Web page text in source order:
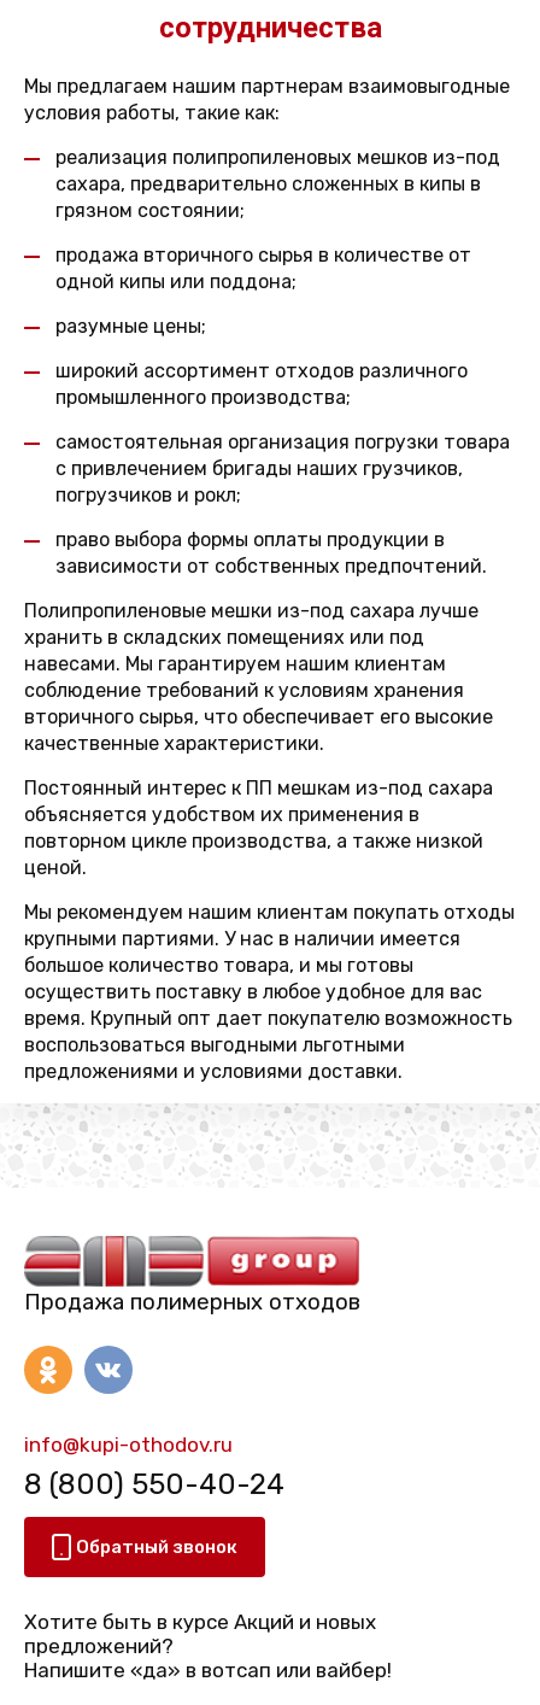
сотрудничества
Мы предлагаем нашим партнерам взаимовыгодные
условия работы, такие как:
реализация полипропиленовых мешков из-под
сахара, предварительно сложенных в кипы в
грязном состоянии;
продажа вторичного сырья в количестве от
одной кипы или поддона;
разумные цены;
широкий ассортимент отходов различного
промышленного производства;
самостоятельная организация погрузки товара
с привлечением бригады наших грузчиков,
погрузчиков и рокл;
право выбора формы оплаты продукции в
зависимости от собственных предпочтений.
Полипропиленовые мешки из-под сахара лучше
хранить в складских помещениях или под
навесами. Мы гарантируем нашим клиентам
соблюдение требований к условиям хранения
вторичного сырья, что обеспечивает его высокие
качественные характеристики.
Постоянный интерес к ПП мешкам из-под сахара
объясняется удобством их применения в
повторном цикле производства, а также низкой
ценой.
Мы рекомендуем нашим клиентам покупать отходы
крупными партиями. У нас в наличии имеется
большое количество товара, и мы готовы
осуществить поставку в любое удобное для вас
время. Крупный опт дает покупателю возможность
воспользоваться выгодными льготными
предложениями и условиями доставки.
Продажа полимерных отходов
info@kupi-othodov.ru
8 (800) 550-40-24
Обратный звонок
Хотите быть в курсе Акций и новых
предложений?
Напишите «да» в вотсап или вайбер!